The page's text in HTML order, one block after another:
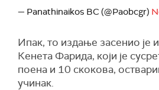
— Panathinaikos BC (@Paobcgr)
Ипак, то издање засенио је
Кенета Фарида, који је
поена и 10 скокова,
учинак.